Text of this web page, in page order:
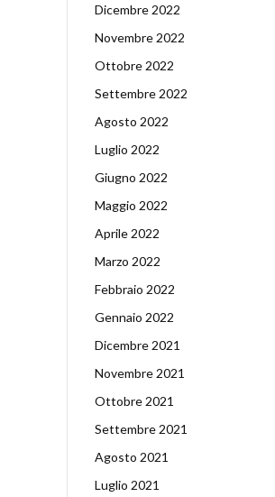
Dicembre 2022
Novembre 2022
Ottobre 2022
Settembre 2022
Agosto 2022
Luglio 2022
Giugno 2022
Maggio 2022
Aprile 2022
Marzo 2022
Febbraio 2022
Gennaio 2022
Dicembre 2021
Novembre 2021
Ottobre 2021
Settembre 2021
Agosto 2021
Luglio 2021